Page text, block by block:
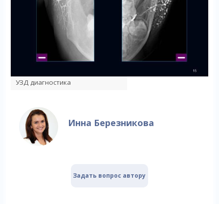
УЗД диагностика
Инна Березникова
Задать вопрос автору